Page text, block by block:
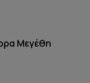
Μεγέθη